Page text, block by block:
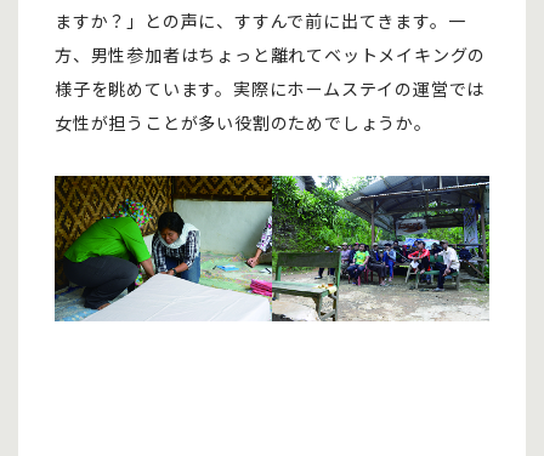
ますか？」との声に、すすんで前に出てきます。一
方、男性参加者はちょっと離れてベットメイキングの
様子を眺めています。実際にホームステイの運営では
女性が担うことが多い役割のためでしょうか。